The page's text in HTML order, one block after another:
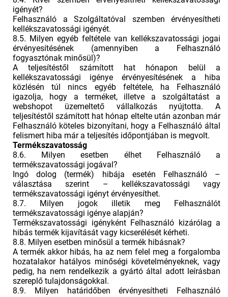
igényét?
Felhasználó a Szolgáltatóval szemben érvényesítheti
kellékszavatossági igényét.
8.5. Milyen egyéb feltétele van kellékszavatossági jogai
érvényesítésének (amennyiben a Felhasználó
fogyasztónak minősül)?
A teljesítéstől számított hat hónapon belül a
kellékszavatossági igénye érvényesítésének a hiba
közlésén túl nincs egyéb feltétele, ha Felhasználó
igazolja, hogy a terméket, illetve a szolgáltatást a
webshopot üzemeltető vállalkozás nyújtotta. A
teljesítéstől számított hat hónap eltelte után azonban már
Felhasználó köteles bizonyítani, hogy a Felhasználó által
felismert hiba már a teljesítés időpontjában is megvolt.
Termékszavatosság
8.6. Milyen esetben élhet Felhasználó a
termékszavatossági jogával?
Ingó dolog (termék) hibája esetén Felhasználó –
választása szerint – kellékszavatossági vagy
termékszavatossági igényt érvényesíthet.
8.7. Milyen jogok illetik meg Felhasználót
termékszavatossági igénye alapján?
Termékszavatossági igényként Felhasználó kizárólag a
hibás termék kijavítását vagy kicserélését kérheti.
8.8. Milyen esetben minősül a termék hibásnak?
A termék akkor hibás, ha az nem felel meg a forgalomba
hozatalakor hatályos minőségi követelményeknek, vagy
pedig, ha nem rendelkezik a gyártó által adott leírásban
szereplő tulajdonságokkal.
8.9. Milyen határidőben érvényesítheti Felhasználó